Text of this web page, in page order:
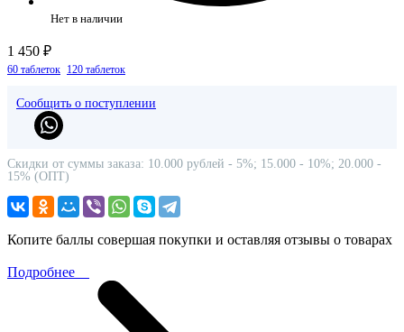
Нет в наличии
1 450 ₽
60 таблеток 120 таблеток
Сообщить о поступлении
Скидки от суммы заказа: 10.000 рублей - 5%; 15.000 - 10%; 20.000 -
15% (ОПТ)
Копите баллы совершая покупки и оставляя отзывы о товарах
Подробнее